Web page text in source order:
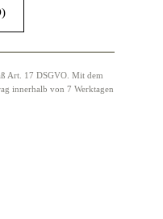
Art. 17 DSGVO. Mit dem
innerhalb von 7 Werktagen